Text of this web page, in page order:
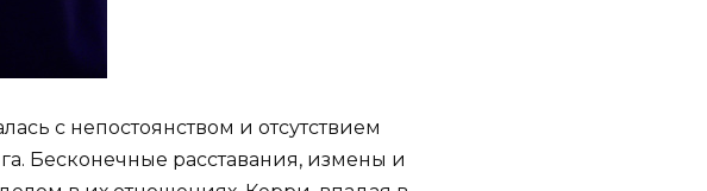
с непостоянством и отсутствием
Бесконечные расставания, измены и